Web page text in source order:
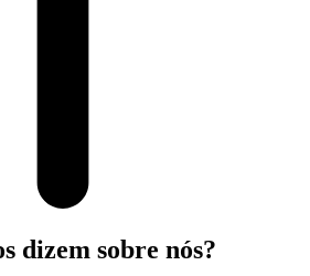
dizem sobre nós?